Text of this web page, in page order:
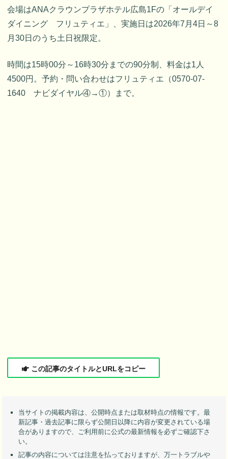
会場はANAクラウンプラザホテル広島1Fの「オールデイ
ダイニング フリュティエ」、実施日は2026年7月4日～8
月30日のうち土日祝限定。
時間は15時00分～16時30分までの90分制、料金は1人
4500円。予約・問い合わせはフリュティエ（0570-07-
1640 ナビダイヤル④→①）まで。
この記事のタイトルとURLをコピー
当サイトの掲載内容は、公開時点または取材時点の情報です。最
新記事・過去記事に限らず公開日以降に内容が変更されている場
合がありますので、ご利用前に公式の最新情報を必ずご確認下さ
い。
記事の内容については注意を払っておりますが、万一トラブルや